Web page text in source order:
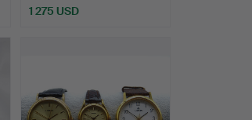
1 275 USD